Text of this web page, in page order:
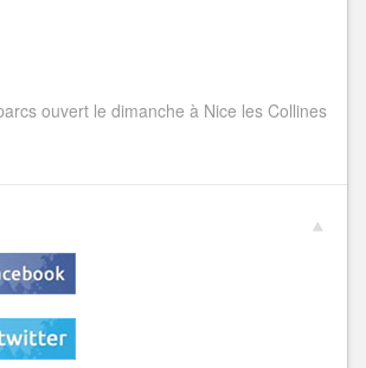
ouvert le dimanche à Nice les Collines